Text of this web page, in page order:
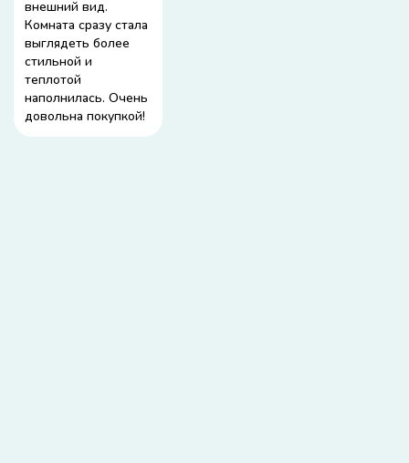
внешний вид.
Комната сразу стала
выглядеть более
стильной и
теплотой
наполнилась. Очень
довольна покупкой!